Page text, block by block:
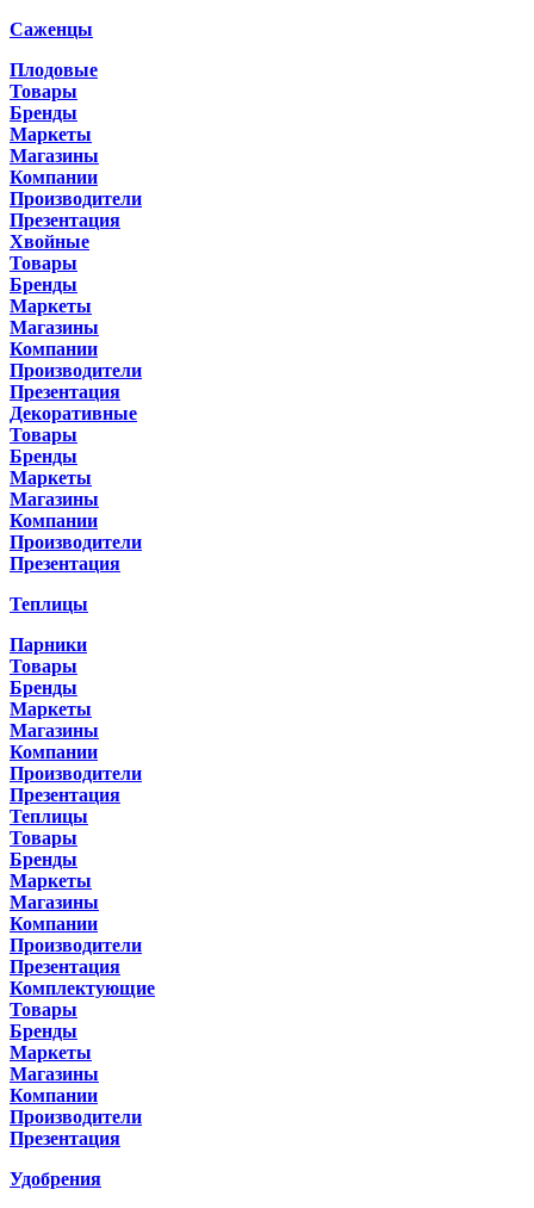
Саженцы
Плодовые
Товары
Бренды
Маркеты
Магазины
Компании
Производители
Презентация
Хвойные
Товары
Бренды
Маркеты
Магазины
Компании
Производители
Презентация
Декоративные
Товары
Бренды
Маркеты
Магазины
Компании
Производители
Презентация
Теплицы
Парники
Товары
Бренды
Маркеты
Магазины
Компании
Производители
Презентация
Теплицы
Товары
Бренды
Маркеты
Магазины
Компании
Производители
Презентация
Комплектующие
Товары
Бренды
Маркеты
Магазины
Компании
Производители
Презентация
Удобрения